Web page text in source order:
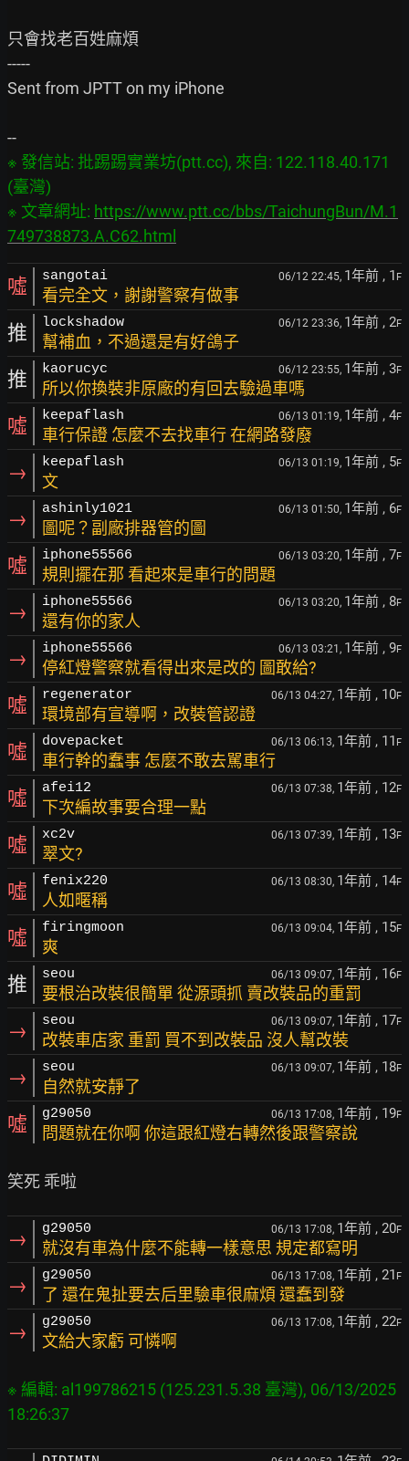
只會找老百姓麻煩
-----
Sent from JPTT on my iPhone
※ 發信站: 批踢踢實業坊(ptt.cc), 來自: 122.118.40.171
(臺灣)
※ 文章網址: https://www.ptt.cc/bbs/TaichungBun/M.1
749738873.A.C62.html
噓 sangotai 06/12 22:45, 1年前 , 1 F
看完全文，謝謝警察有做事
推 lockshadow 06/12 23:36, 1年前 , 2F
幫補血，不過還是有好鴿子
推 kaorucyc 06/12 23:55, 1年前 , 3F
所以你換裝非原廠的有回去驗過車嗎
噓 keepaflash 06/13 01:19, 1年前 , 4F
車行保證 怎麼不去找車行 在網路發廢
→ keepaflash 06/13 01:19, 1年前 , 5F
文
→ ashinly1021 06/13 01:50, 1年前 , 6F
圖呢？副廠排器管的圖
噓 iphone55566 06/13 03:20, 1年前 , 7F
規則擺在那 看起來是車行的問題
→ iphone55566 06/13 03:20, 1年前 , 8F
還有你的家人
→ iphone55566 06/13 03:21, 1年前 , 9F
停紅燈警察就看得出來是改的 圖敢給?
噓 regenerator 06/13 04:27, 1年前 , 10F
環境部有宣導啊，改裝管認證
噓 dovepacket 06/13 06:13, 1年前 , 11 F
車行幹的蠢事 怎麼不敢去駡車行
噓 afei12 06/13 07:38, 1年前 , 12F
下次編故事要合理一點
噓 xc2v 06/13 07:39, 1年前 , 13F
翠文?
噓 fenix220 06/13 08:30, 1年前 , 14F
人如暱稱
噓 firingmoon 06/13 09:04, 1年前 , 15F
爽
推 seou 06/13 09:07, 1年前 , 16F
要根治改裝很簡單 從源頭抓 賣改裝品的重罰
→ seou 06/13 09:07, 1年前 , 17F
改裝車店家 重罰 買不到改裝品 沒人幫改裝
→ seou 06/13 09:07, 1年前 , 18F
自然就安靜了
噓 g29050 06/13 17:08, 1年前 , 19F
問題就在你啊 你這跟紅燈右轉然後跟警察說
→ g29050 06/13 17:08, 1年前 , 20F
就沒有車為什麼不能轉一樣意思 規定都寫明
→ g29050 06/13 17:08, 1年前 , 21 F
了 還在鬼扯要去后里驗車很麻煩 還蠢到發
→ g29050 06/13 17:08, 1年前 , 22F
文給大家虧 可憐啊
※ 編輯: al199786215 (125.231.5.38 臺灣), 06/13/2025